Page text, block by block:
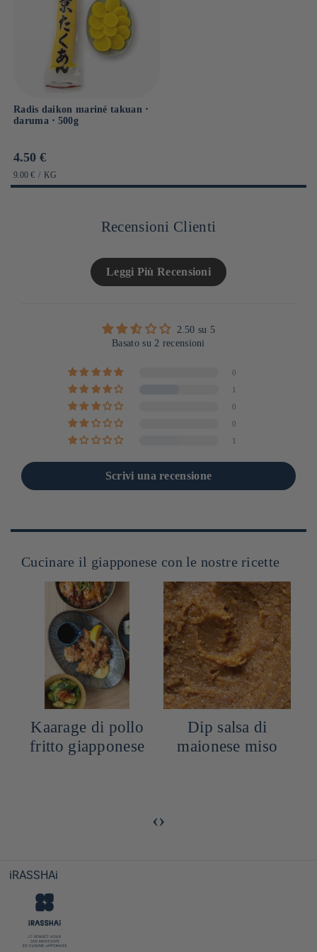
Radis daikon mariné takuan ⋅
daruma ⋅ 500g
Prix
habituel
4.50 €
PRIX
UNITAIRE
9.00 € / PAR
KG
Recensioni Clienti
Leggi Più Recensioni
2.50 su 5
Basato su 2 recensioni
0
1
0
0
1
Scrivi una recensione
Cucinare il giapponese con le nostre ricette
Kaarage di pollo
fritto giapponese
Dip salsa di
maionese miso
‹›
iRASSHAi